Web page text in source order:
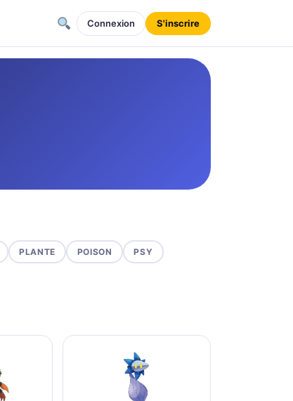
Connexion S'inscrire
PLANTE POISON PSY